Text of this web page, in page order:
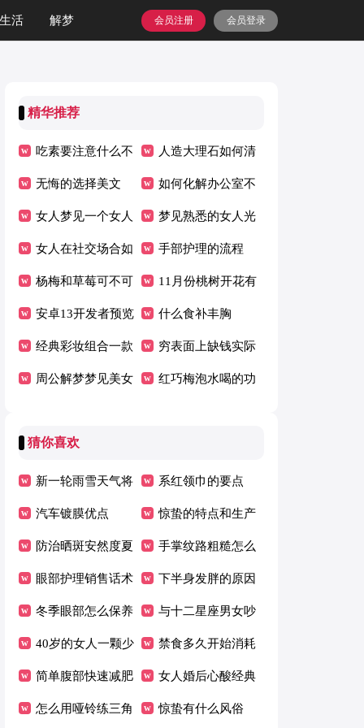
生活 解梦 会员登录
会员注册
精华推荐
吃素要注意什么不
可以吃
人造大理石如何清
洁
无悔的选择美文 如何化解办公室不
好的风水
女人梦见一个女人
光着的身子
梦见熟悉的女人光
着全身的寓意
女人在社交场合如
何说话
手部护理的流程
杨梅和草莓可不可
以一起吃
11月份桃树开花有
什么现象
安卓13开发者预览
版适配机型名单
什么食补丰胸
经典彩妆组合一款
多用百宝箱
穷表面上缺钱实际
上
周公解梦梦见美女 红巧梅泡水喝的功
猜你喜欢
新一轮雨雪天气将
影响中国大部份地
区
系红领巾的要点
汽车镀膜优点 惊蛰的特点和生产
生活的关系
防治晒斑安然度夏 手掌纹路粗糙怎么
办
眼部护理销售话术 下半身发胖的原因
冬季眼部怎么保养 与十二星座男女吵
架后应该如何应对
40岁的女人一颗少
女心
禁食多久开始消耗
脂肪
简单腹部快速减肥
操
女人婚后心酸经典
句子
怎么用哑铃练三角 惊蛰有什么风俗